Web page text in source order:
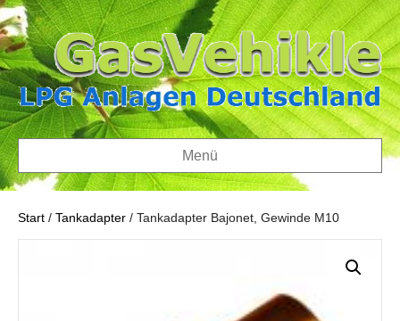
Menü
Start / Tankadapter / Tankadapter Bajonet, Gewinde M10